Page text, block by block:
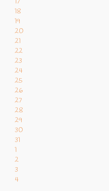
18
19
20
21
22
23
24
25
26
27
28
29
30
31
1
2
3
4